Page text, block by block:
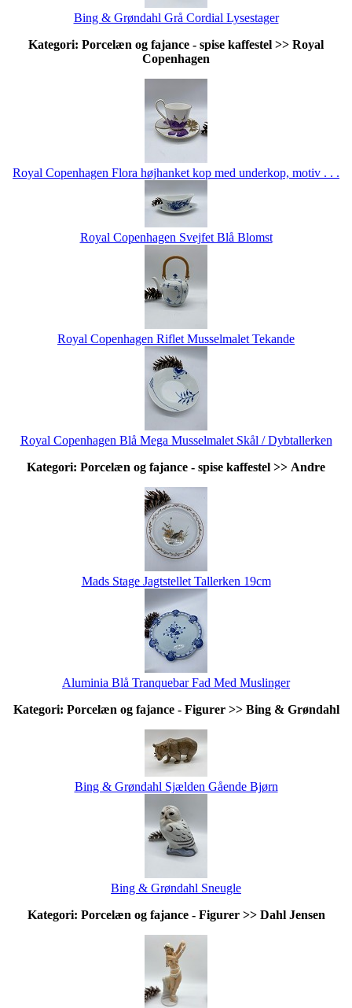
Bing & Grøndahl Grå Cordial Lysestager
Kategori: Porcelæn og fajance - spise kaffestel >> Royal
Copenhagen
Royal Copenhagen Flora højhanket kop med underkop, motiv . . .
Royal Copenhagen Svejfet Blå Blomst
Royal Copenhagen Riflet Musselmalet Tekande
Royal Copenhagen Blå Mega Musselmalet Skål / Dybtallerken
Kategori: Porcelæn og fajance - spise kaffestel >> Andre
Mads Stage Jagtstellet Tallerken 19cm
Aluminia Blå Tranquebar Fad Med Muslinger
Kategori: Porcelæn og fajance - Figurer >> Bing & Grøndahl
Bing & Grøndahl Sjælden Gående Bjørn
Bing & Grøndahl Sneugle
Kategori: Porcelæn og fajance - Figurer >> Dahl Jensen